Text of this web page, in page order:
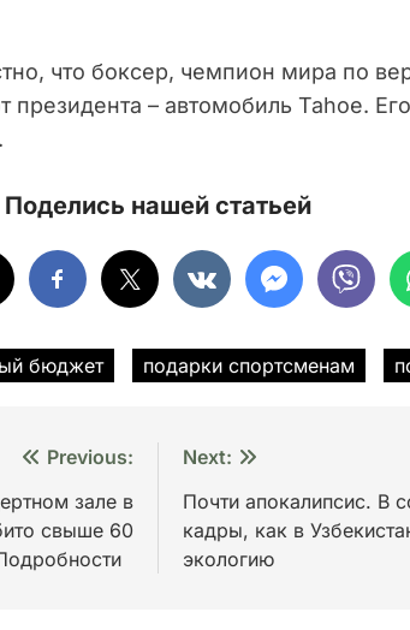
что боксер, чемпион мира по
– автомобиль Tahoe.
Поделись нашей статьей
бюджет подарки спортсменам
Previous:
зале в
свыше 60
Next:
Почти апокалипсис. В
кадры, как в
экологию